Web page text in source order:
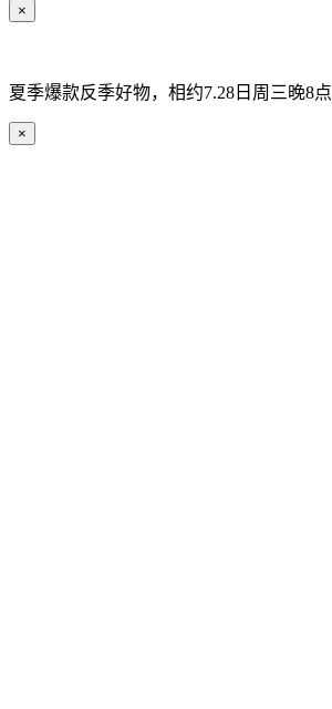
×
夏季爆款反季好物，相约7.28日周三晚8点
×